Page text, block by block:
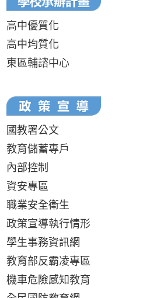
高中優質化
高中均質化
東區輔諮中心
國教署公文
教育儲蓄專戶
內部控制
資安專區
職業安全衛生
政策宣導執行情形
學生事務資訊網
教育部反霸凌專區
機車危險感知教育